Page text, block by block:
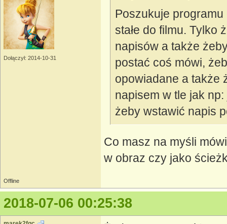
Dołączył: 2014-10-31
Poszukuje
stałe do filmu. Tylko
napisów a także
postać coś mówi,
opowiadane a także
napisem w tle jak
żeby wstawić napis
Co masz na myśli
w obraz czy jako
Offline
2018-07-06 00:25:38